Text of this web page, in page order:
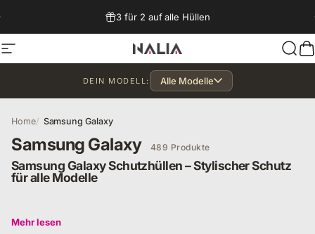
3 für 2 auf alle Hüllen
Seitennavigation NALIA Berlin
DEIN MODELL: Alle Modelle
Home Samsung Galaxy
Samsung Galaxy 489 Produkte
Samsung Galaxy Schutzhüllen – Stylischer Schutz
für alle Modelle
Entdecke passgenaue Samsung Galaxy Hüllen von NALIA –
Mehr lesen